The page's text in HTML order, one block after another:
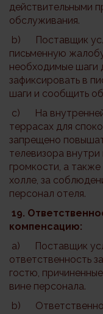
действительными
обслуживания.
b) Поставщик
письменную
необходимые шаги
зафиксировать в
шаги и сообщить
c) На внутренней
террасах для
запрещено
телевизора
громкости, а
холле, за
персонал отеля.
19.
компенсацию:
a) Поставщик
ответственность
гостю,
вине персонала.
b)